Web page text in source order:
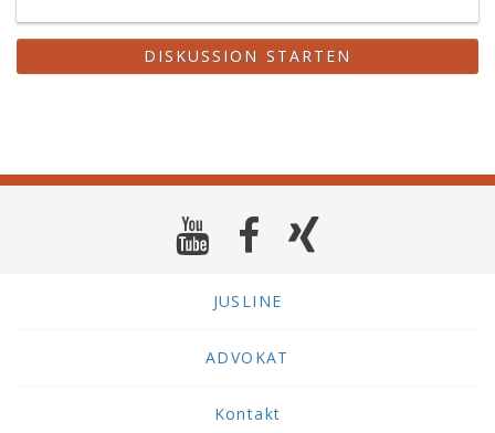
DISKUSSION STARTEN
JUSLINE
ADVOKAT
Kontakt